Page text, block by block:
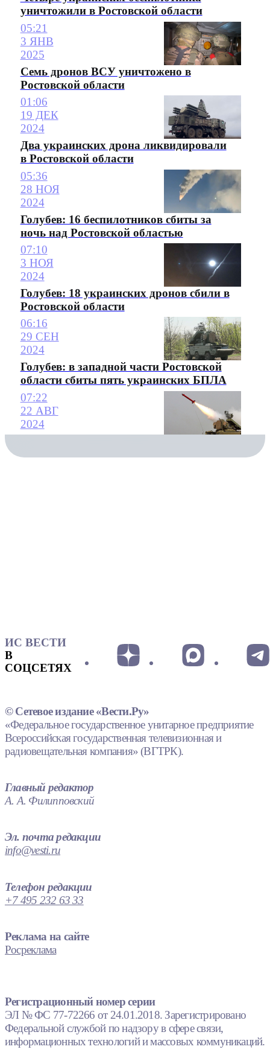
уничтожили в Ростовской области
05:21
3 ЯНВ
2025
Семь дронов ВСУ уничтожено в
Ростовской области
01:06
19 ДЕК
2024
Два украинских дрона ликвидировали
в Ростовской области
05:36
28 НОЯ
2024
Голубев: 16 беспилотников сбиты за
ночь над Ростовской областью
07:10
3 НОЯ
2024
Голубев: 18 украинских дронов сбили в
Ростовской области
06:16
29 СЕН
2024
Голубев: в западной части Ростовской
области сбиты пять украинских БПЛА
07:22
22 АВГ
2024
ИС ВЕСТИ
В
СОЦСЕТЯХ
© Сетевое издание «Вести.Ру»
«Федеральное государственное унитарное предприятие
Всероссийская государственная телевизионная и
радиовещательная компания» (ВГТРК).
Главный редактор
А. А. Филипповский
Эл. почта редакции
info@vesti.ru
Телефон редакции
+7 495 232 63 33
Реклама на сайте
Росреклама
Регистрационный номер серии
ЭЛ № ФС 77-72266 от 24.01.2018. Зарегистрировано
Федеральной службой по надзору в сфере связи,
информационных технологий и массовых коммуникаций.